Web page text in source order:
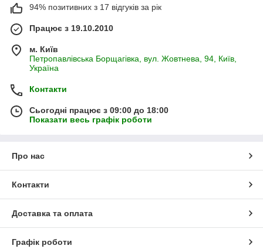
94% позитивних з 17 відгуків за рік
Працює з 19.10.2010
м. Київ
Петропавлівська Борщагівка, вул. Жовтнева, 94, Київ,
Україна
Контакти
Сьогодні працює з 09:00 до 18:00
Показати весь графік роботи
Про нас
Контакти
Доставка та оплата
Графік роботи